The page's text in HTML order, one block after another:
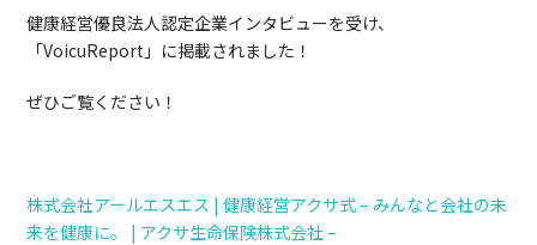
健康経営優良法人認定企業インタビューを受け、
「VoicuReport」に掲載されました！
ぜひご覧ください！
株式会社アールエスエス | 健康経営アクサ式 – みんなと会社の未
来を健康に。 | アクサ生命保険株式会社 –